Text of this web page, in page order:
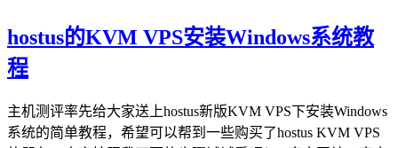
hostus的KVM VPS安装Windows系统教
程
主机测评率先给大家送上hostus新版KVM VPS下安装Windows
系统的简单教程，希望可以帮到一些购买了hostus KVM VPS